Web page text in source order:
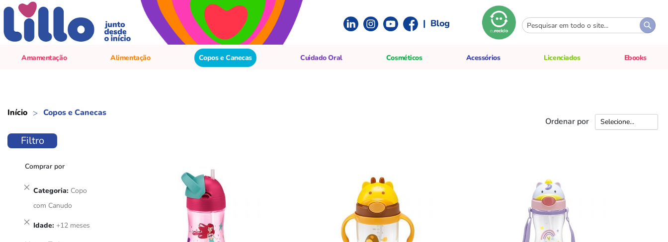
| Blog
Amamentação Alimentação Copos e Canecas Cuidado Oral Cosméticos Acessórios Licenciados Ebooks
Início
Copos e Canecas
Ordenar por
Filtro
Comprar por
Categoria Copo
com Canudo
Remover
Item
Idade +12 meses
Remover